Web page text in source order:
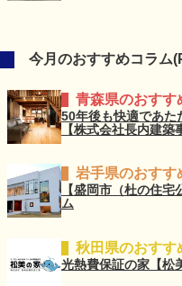
今月のおすすめコラム
青森県のおすす
50年後も快適であた
【株式会社長内建築
岩手県のおすす
【盛岡市（杜の住
ム
秋田県のおすす
光熱費保証の家【松